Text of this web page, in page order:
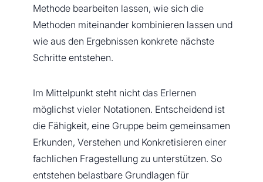
Methode bearbeiten lassen, wie sich die
Methoden miteinander kombinieren lassen und
wie aus den Ergebnissen konkrete nächste
Schritte entstehen.
Im Mittelpunkt steht nicht das Erlernen
möglichst vieler Notationen. Entscheidend ist
die Fähigkeit, eine Gruppe beim gemeinsamen
Erkunden, Verstehen und Konkretisieren einer
fachlichen Fragestellung zu unterstützen. So
entstehen belastbare Grundlagen für